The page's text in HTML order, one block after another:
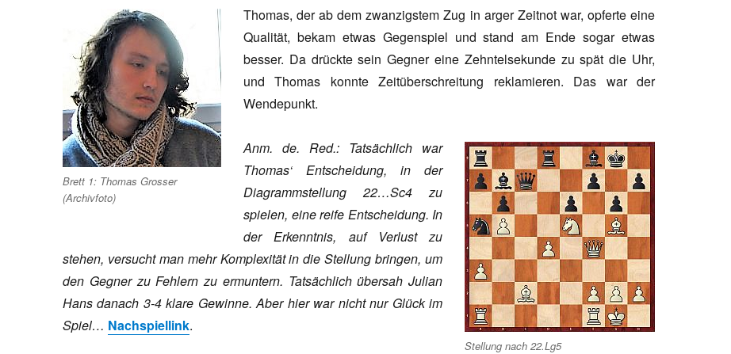
Brett 1: Thomas Grosser
(Archivfoto)
Thomas, der ab dem zwanzigstem Zug in arger Zeitnot war, opferte eine
Qualität, bekam etwas Gegenspiel und stand am Ende sogar etwas
besser. Da drückte sein Gegner eine Zehntelsekunde zu spät die Uhr,
und Thomas konnte Zeitüberschreitung reklamieren. Das war der
Wendepunkt.
Stellung nach 22.Lg5
Anm. de. Red.: Tatsächlich war
Thomas‘ Entscheidung, in der
Diagrammstellung 22…Sc4 zu
spielen, eine reife Entscheidung. In
der Erkenntnis, auf Verlust zu
stehen, versucht man mehr Komplexität in die Stellung bringen, um
den Gegner zu Fehlern zu ermuntern. Tatsächlich übersah Julian
Hans danach 3-4 klare Gewinne. Aber hier war nicht nur Glück im
Spiel… Nachspiellink.